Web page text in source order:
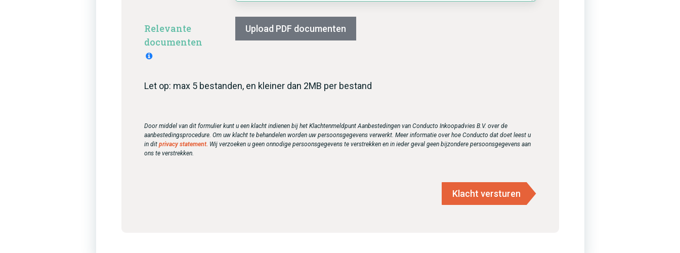
Relevante
documenten
Upload PDF documenten
Let op: max 5 bestanden, en kleiner dan 2MB per bestand
Door middel van dit formulier kunt u een klacht indienen bij het Klachtenmeldpunt Aanbestedingen van Conducto Inkoopadvies B.V. over de
aanbestedingsprocedure. Om uw klacht te behandelen worden uw persoonsgegevens verwerkt. Meer informatie over hoe Conducto dat doet leest u
in dit privacy statement. Wij verzoeken u geen onnodige persoonsgegevens te verstrekken en in ieder geval geen bijzondere persoonsgegevens aan
ons te verstrekken.
Klacht versturen